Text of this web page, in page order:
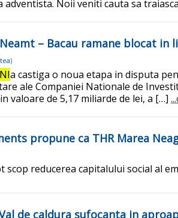
Noii veniti cauta sa
– Bacau ramane blocat
)
a castiga o noua etapa in disputa
ale Companiei Nationale de
valoare de 5,17 miliarde de lei, a […]
propune ca THR Marea
scop reducerea capitalului social al
de caldura sufocanta in